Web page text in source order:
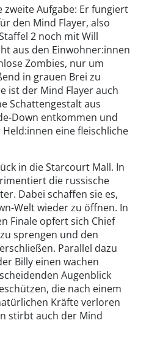
Aufgabe: Er fungiert
den Mind Flayer, also
2 noch mit Will
aus den Einwohner:innen
Zombies, nur um
in grauen Brei zu
ist der Mind Flayer auch
Schattengestalt aus
Down entkommen und
eine fleischliche
in die Starcourt Mall. In
die russische
Dabei schaffen sie es,
Welt wieder zu öffnen. In
Finale opfert sich Chief
sprengen und den
Parallel dazu
Billy einen wachen
Augenblick
die nach einem
Kräfte verloren
stirbt auch der Mind